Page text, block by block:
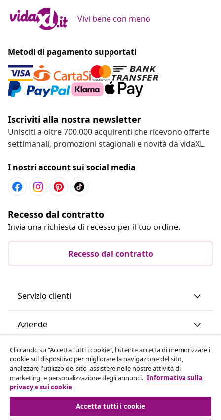
Vivi bene con meno
Metodi di pagamento supportati
Iscriviti alla nostra newsletter
Unisciti a oltre 700.000 acquirenti che ricevono offerte
settimanali, promozioni stagionali e novità da vidaXL.
I nostri account sui social media
Recesso dal contratto
Invia una richiesta di recesso per il tuo ordine.
Recesso dal contratto
Servizio clienti
Aziende
vidaXL
Scopri di più
Cliccando su “Accetta tutti i cookie”, l'utente accetta di memorizzare i
cookie sul dispositivo per migliorare la navigazione del sito,
analizzare l'utilizzo del sito ,assistere nelle nostre attività di
marketing, e personalizzazione degli annunci. Informativa sulla
privacy e sui cookie
Accetta tutti i cookie